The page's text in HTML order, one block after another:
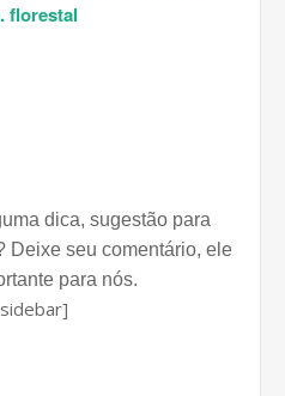
florestal
dica, sugestão para
Deixe seu comentário, ele
para nós.